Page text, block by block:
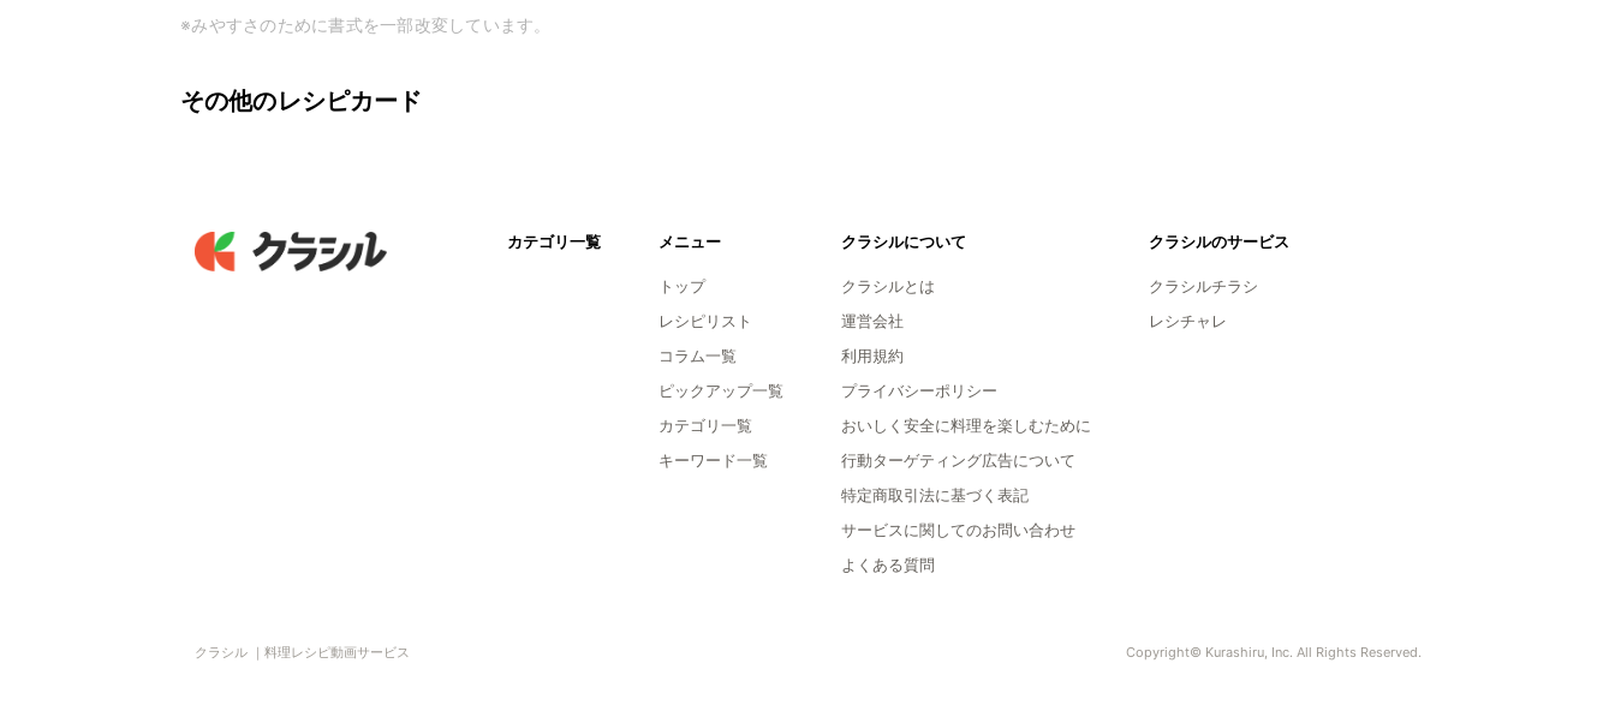
※みやすさのために書式を一部改変しています。
その他のレシピカード
カテゴリ一覧 メニュー
トップ
レシピリスト
コラム一覧
ピックアップ一覧
カテゴリ一覧
キーワード一覧
クラシルについて
クラシルとは
運営会社
利用規約
プライバシーポリシー
おいしく安全に料理を楽しむために
行動ターゲティング広告について
特定商取引法に基づく表記
サービスに関してのお問い合わせ
よくある質問
クラシルのサービス
クラシルチラシ
レシチャレ
クラシル ｜料理レシピ動画サービス Copyright© Kurashiru, Inc. All Rights Reserved.